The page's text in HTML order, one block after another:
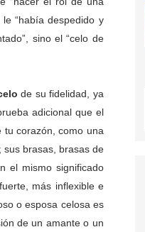
“había despedido y
sino el “celo de
de su fidelidad, ya
adicional que el
tu corazón, como una
; sus brasas, brasas de
el mismo significado
más inflexible e
o esposa celosa es
de un amante o un